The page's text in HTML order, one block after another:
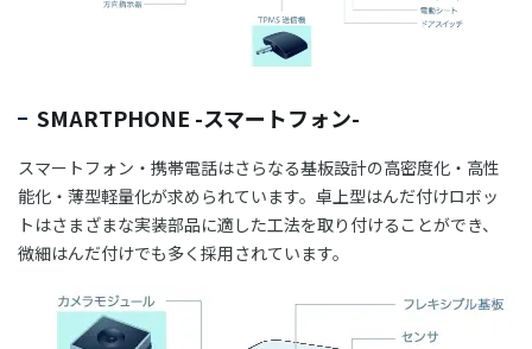
SMARTPHONE -スマートフォン-
スマートフォン・携帯電話はさらなる基板設計の高密度化・高性
能化・薄型軽量化が求められています。卓上型はんだ付けロボッ
トはさまざまな実装部品に適した工法を取り付けることができ、
微細はんだ付けでも多く採用されています。